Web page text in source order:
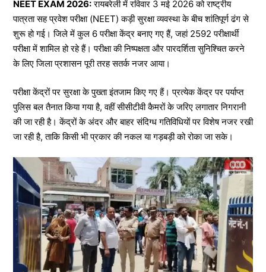
NEET EXAM 2026:रायबरेली में रविवार 3 मई 2026 को राष्ट्रीय
पात्रता सह प्रवेश परीक्षा (NEET) कड़ी सुरक्षा व्यवस्था के बीच शांतिपूर्ण ढंग से
शुरू हो गई। जिले में कुल 6 परीक्षा केंद्र बनाए गए हैं, जहां 2592 परीक्षार्थी
परीक्षा में शामिल हो रहे हैं। परीक्षा की निष्पक्षता और पारदर्शिता सुनिश्चित करने
के लिए जिला प्रशासन पूरी तरह सतर्क नजर आया।
परीक्षा केंद्रों पर सुरक्षा के पुख्ता इंतजाम किए गए हैं। प्रत्येक केंद्र पर पर्याप्त
पुलिस बल तैनात किया गया है, वहीं सीसीटीवी कैमरों के जरिए लगातार निगरानी
की जा रही है। केंद्रों के अंदर और बाहर संदिग्ध गतिविधियों पर विशेष नजर रखी
जा रही है, ताकि किसी भी प्रकार की नकल या गड़बड़ी को रोका जा सके।